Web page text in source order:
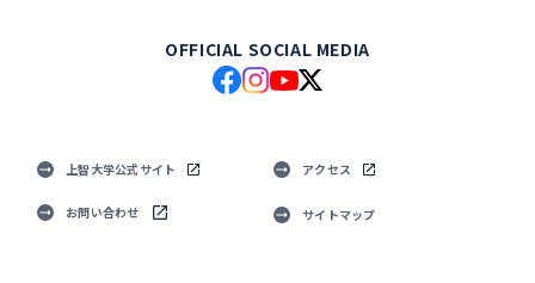
OFFICIAL SOCIAL MEDIA
上智大学公式サイト アクセス
お問い合わせ サイトマップ